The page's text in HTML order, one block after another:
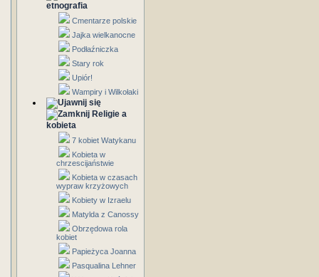
etnografia
Cmentarze polskie
Jajka wielkanocne
Podłaźniczka
Stary rok
Upiór!
Wampiry i Wilkołaki
Religie a
kobieta
7 kobiet Watykanu
Kobieta w
chrzescijaństwie
Kobieta w czasach
wypraw krzyżowych
Kobiety w Izraelu
Matylda z Canossy
Obrzędowa rola
kobiet
Papieżyca Joanna
Pasqualina Lehner